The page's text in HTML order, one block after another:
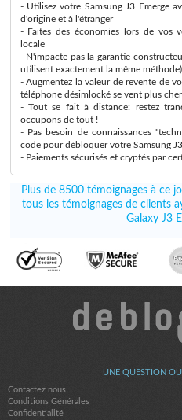
- Utilisez votre Samsung J3 Emerge
d'origine et à l'étranger
- Faites des économies lors de vos
locale
- N'impacte pas la garantie
utilisent exactement la même méthode)
- Augmentez la valeur de revente de
téléphone désimlocké se vent plus
- Tout se fait à distance: restez
occupons de tout !
- Pas besoin de connaissances
code pour débloquer votre Samsung
- Paiements sécurisés et cryptés par
Plus de 8500 témoignages à ce
tous les témoignages de clients
Galaxy J3
UNE QUESTION
Contactez nous
Conditions Générales
Confidentialité